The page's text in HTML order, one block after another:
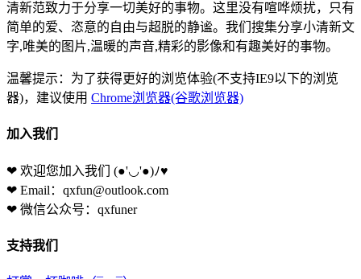
清新范致力于分享一切美好的事物。这里没有喧哗烦扰，只有
简单的爱、恣意的自由与超脱的静谧。我们搜集分享小清新文
字,唯美的图片,温暖的声音,精彩的影像和有趣美好的事物。
温馨提示：为了获得更好的浏览体验(不支持IE9以下的浏览
器)，建议使用 Chrome浏览器(谷歌浏览器)
加入我们
❤ 欢迎您加入我们 (●'◡'●)ﾉ♥
❤ Email：qxfun@outlook.com
❤ 微信公众号：qxfuner
支持我们